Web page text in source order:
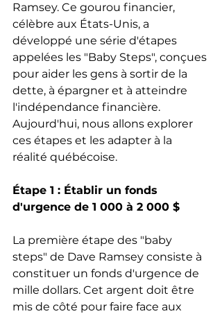
Ramsey. Ce gourou financier,
célèbre aux États-Unis, a
développé une série d'étapes
appelées les "Baby Steps", conçues
pour aider les gens à sortir de la
dette, à épargner et à atteindre
l'indépendance financière.
Aujourd'hui, nous allons explorer
ces étapes et les adapter à la
réalité québécoise.
Étape 1 : Établir un fonds
d'urgence de 1 000 à 2 000 $
La première étape des "baby
steps" de Dave Ramsey consiste à
constituer un fonds d'urgence de
mille dollars. Cet argent doit être
mis de côté pour faire face aux